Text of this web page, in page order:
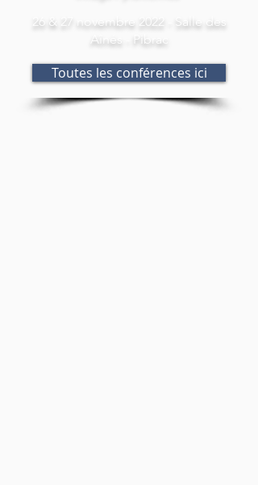
26 & 27 novembre 2022 - Salle des
Aînés - Pibrac
Toutes les conférences ici